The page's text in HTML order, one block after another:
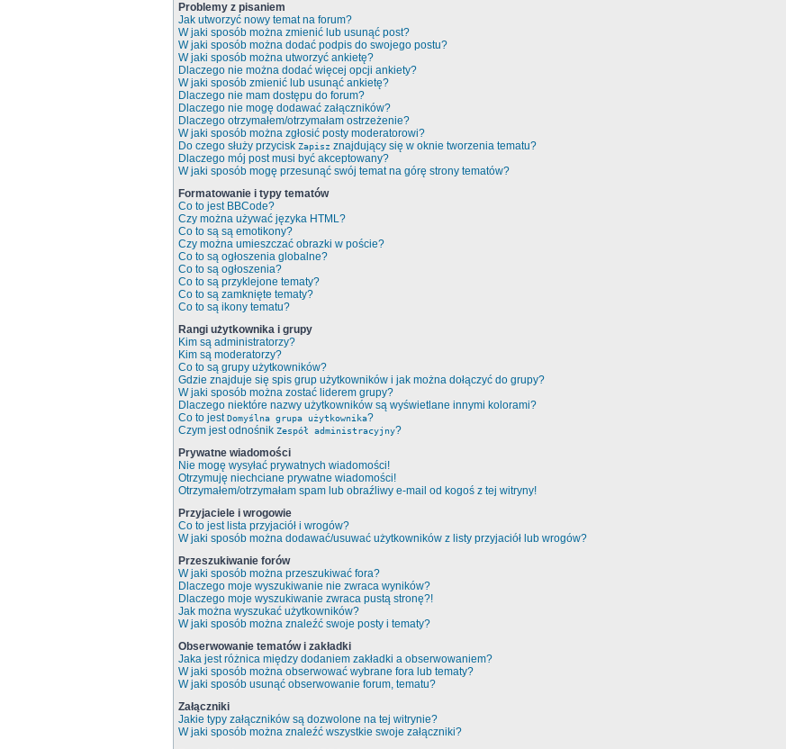
Problemy z pisaniem
Jak utworzyć nowy temat na forum?
W jaki sposób można zmienić lub usunąć post?
W jaki sposób można dodać podpis do swojego postu?
W jaki sposób można utworzyć ankietę?
Dlaczego nie można dodać więcej opcji ankiety?
W jaki sposób zmienić lub usunąć ankietę?
Dlaczego nie mam dostępu do forum?
Dlaczego nie mogę dodawać załączników?
Dlaczego otrzymałem/otrzymałam ostrzeżenie?
W jaki sposób można zgłosić posty moderatorowi?
Do czego służy przycisk Zapisz znajdujący się w oknie tworzenia tematu?
Dlaczego mój post musi być akceptowany?
W jaki sposób mogę przesunąć swój temat na górę strony tematów?
Formatowanie i typy tematów
Co to jest BBCode?
Czy można używać języka HTML?
Co to są są emotikony?
Czy można umieszczać obrazki w poście?
Co to są ogłoszenia globalne?
Co to są ogłoszenia?
Co to są przyklejone tematy?
Co to są zamknięte tematy?
Co to są ikony tematu?
Rangi użytkownika i grupy
Kim są administratorzy?
Kim są moderatorzy?
Co to są grupy użytkowników?
Gdzie znajduje się spis grup użytkowników i jak można dołączyć do grupy?
W jaki sposób można zostać liderem grupy?
Dlaczego niektóre nazwy użytkowników są wyświetlane innymi kolorami?
Co to jestDomyślna grupa użytkownika?
Czym jest odnośnik Zespół administracyjny?
Prywatne wiadomości
Nie mogę wysyłać prywatnych wiadomości!
Otrzymuję niechciane prywatne wiadomości!
Otrzymałem/otrzymałam spam lub obraźliwy e-mail od kogoś z tej witryny!
Przyjaciele i wrogowie
Co to jest lista przyjaciół i wrogów?
W jaki sposób można dodawać/usuwać użytkowników z listy przyjaciół lub wrogów?
Przeszukiwanie forów
W jaki sposób można przeszukiwać fora?
Dlaczego moje wyszukiwanie nie zwraca wyników?
Dlaczego moje wyszukiwanie zwraca pustą stronę?!
Jak można wyszukać użytkowników?
W jaki sposób można znaleźć swoje posty i tematy?
Obserwowanie tematów i zakładki
Jaka jest różnica między dodaniem zakładki a obserwowaniem?
W jaki sposób można obserwować wybrane fora lub tematy?
W jaki sposób usunąć obserwowanie forum, tematu?
Załączniki
Jakie typy załączników są dozwolone na tej witrynie?
W jaki sposób można znaleźć wszystkie swoje załączniki?